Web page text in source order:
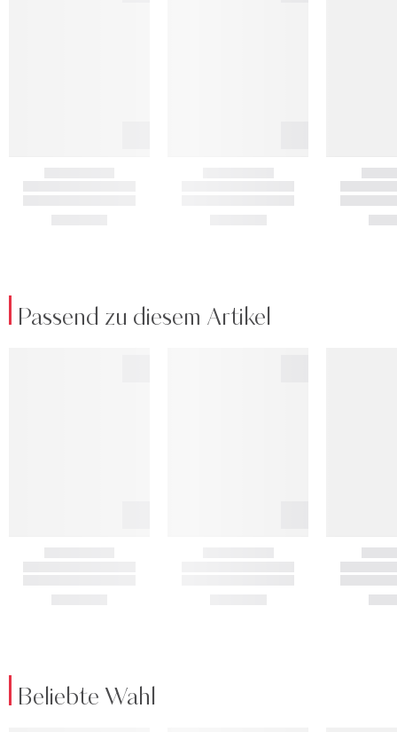
Passend zu diesem Artikel
Beliebte Wahl